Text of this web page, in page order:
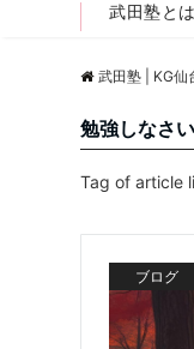
武田塾とは
武田塾 | KG仙
勉強しなさ
Tag of article
ブログ